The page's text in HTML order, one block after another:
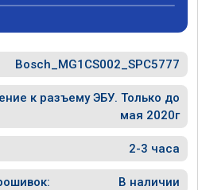
Bosch_MG1CS002_SPC5777
к разъему ЭБУ. Только до
мая 2020г
2-3 часа
В наличии